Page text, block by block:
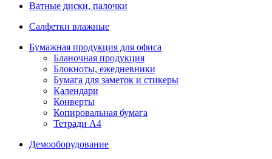
Ватные диски, палочки
Салфетки влажные
Бумажная продукция для офиса
Бланочная продукция
Блокноты, ежедневники
Бумага для заметок и стикеры
Календари
Конверты
Копировальная бумага
Тетради А4
Демооборудование